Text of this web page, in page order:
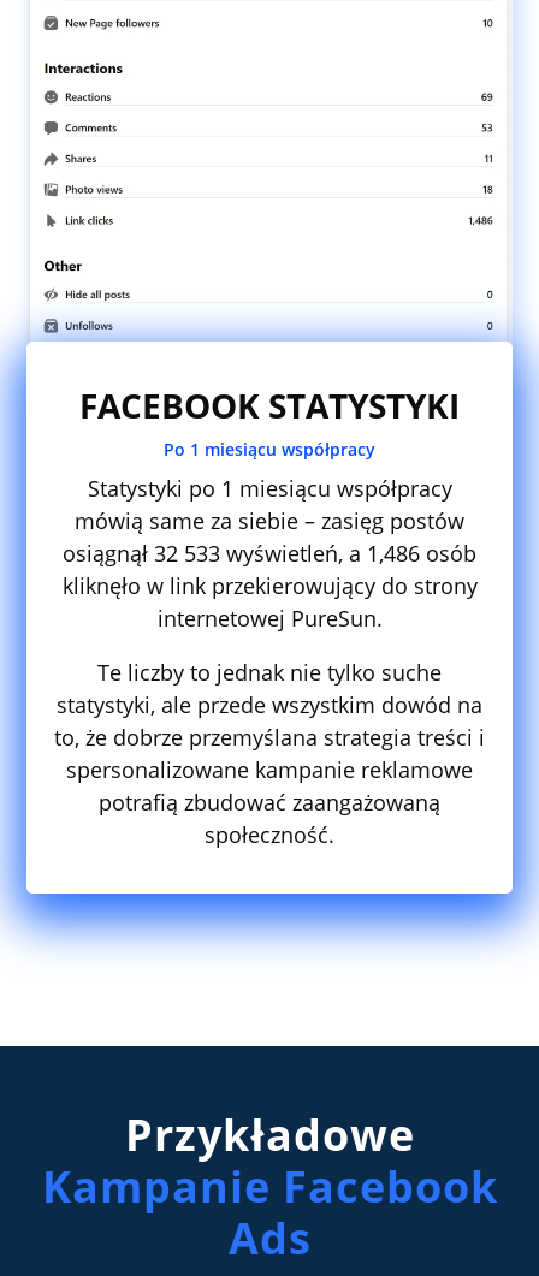
FACEBOOK STATYSTYKI
Po 1 miesiącu współpracy
Statystyki po 1 miesiącu współpracy
mówią same za siebie – zasięg postów
osiągnął 32 533 wyświetleń, a 1,486 osób
kliknęło w link przekierowujący do strony
internetowej PureSun.
Te liczby to jednak nie tylko suche
statystyki, ale przede wszystkim dowód na
to, że dobrze przemyślana strategia treści i
spersonalizowane kampanie reklamowe
potrafią zbudować zaangażowaną
społeczność.
Przykładowe
Kampanie Facebook
Ads